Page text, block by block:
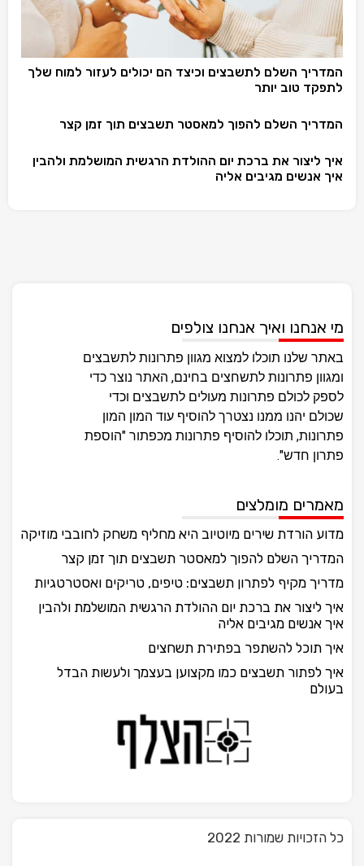
המדריך השלם לתשבצים וכיצד הם יכולים לעזור למוח שלך
לתפקד טוב יותר
המדריך השלם להפוך למאסטר תשבצים תוך זמן קצר
איך ליצור את ברכת יום ההולדת הרגשית המושלמת ולהבין
איך אנשים מגיבים אליה
מי אנחנו ואיך אנחנו צולפים
באתר שלנו תוכלו למצוא מגוון פתרונות לתשבצים
ומגוון פתרונות לתשחצים בחינם, האתר נוצר כדי
לספק לכולם פתרונות מעולים לתשבצים וכדי
שכולם יהנו ממנו נצטרך להוסיף עוד המון המון
פתרונות, תוכלו להוסיף פתרונות מכפתור "הוספת
פתרון חדש".
מאמרים מומלצים
מדוע הורדת שירים מיוטיוב היא מחליף משחק לחובבי מוזיקה
המדריך השלם להפוך למאסטר תשבצים תוך זמן קצר
מדריך מקיף לפתרון תשבצים: טיפים, טריקים ואסטרטגיות
איך ליצור את ברכת יום ההולדת הרגשית המושלמת ולהבין
איך אנשים מגיבים אליה
איך תוכל להשתפר בפתירת תשחצים
איך לפתור תשבצים כמו מקצוען בעצמך ולעשות הבדל
בעולם
כל הזכויות שמורות 2022